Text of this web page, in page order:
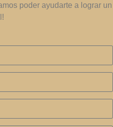
poder ayudarte a lograr un